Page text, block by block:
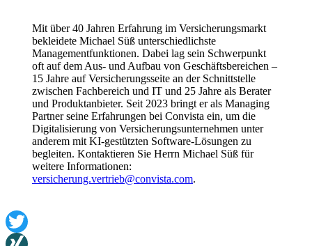
Mit über 40 Jahren Erfahrung im Versicherungsmarkt
bekleidete Michael Süß unterschiedlichste
Managementfunktionen. Dabei lag sein Schwerpunkt
oft auf dem Aus- und Aufbau von Geschäftsbereichen –
15 Jahre auf Versicherungsseite an der Schnittstelle
zwischen Fachbereich und IT und 25 Jahre als Berater
und Produktanbieter. Seit 2023 bringt er als Managing
Partner seine Erfahrungen bei Convista ein, um die
Digitalisierung von Versicherungsunternehmen unter
anderem mit KI-gestützten Software-Lösungen zu
begleiten. Kontaktieren Sie Herrn Michael Süß für
weitere Informationen:
versicherung.vertrieb@convista.com.